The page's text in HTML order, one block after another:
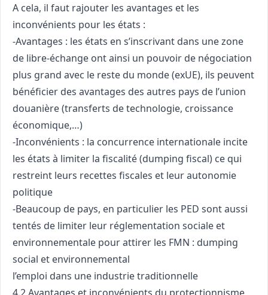
A cela, il faut rajouter les avantages et les
inconvénients pour les états :
-Avantages : les états en s’inscrivant dans une zone
de libre-échange ont ainsi un pouvoir de négociation
plus grand avec le reste du monde (exUE), ils peuvent
bénéficier des avantages des autres pays de l’union
douanière (transferts de technologie, croissance
économique,…)
-Inconvénients : la concurrence internationale incite
les états à limiter la fiscalité (dumping fiscal) ce qui
restreint leurs recettes fiscales et leur autonomie
politique
-Beaucoup de pays, en particulier les PED sont aussi
tentés de limiter leur réglementation sociale et
environnementale pour attirer les FMN : dumping
social et environnemental
l’emploi dans une industrie traditionnelle